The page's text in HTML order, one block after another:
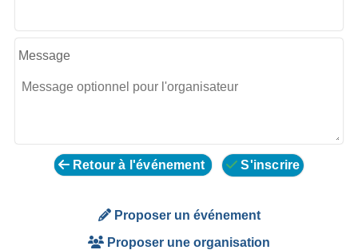
Message
Retour à l'événement S'inscrire
Proposer un événement
Proposer une organisation